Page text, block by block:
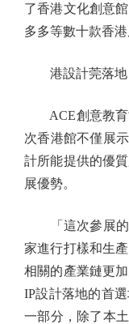
了香港文化創意
多多等數十款香港
港設計莞落地
ACE創意教育
次香港館不僅展
計所能提供的優
展優勢。
「這次參展的
家進行打樣和生
相關的產業鏈更
IP設計落地的首
一部分，除了本